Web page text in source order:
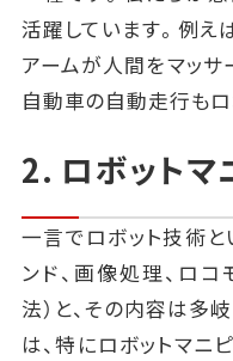
活躍しています。例え
アームが人間をマッサ
自動車の自動走行もロ
2. ロボットマ
一言でロボット技術と
ンド、画像処理、ロ
法）と、その内容は多
は、特にロボットマニ